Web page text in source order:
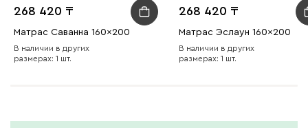
268 420
Матрас Саванна 160x200
В наличии в других
размерах: 1 шт.
268 420
Матрас Эслаун 160x200
В наличии в других
размерах: 1 шт.